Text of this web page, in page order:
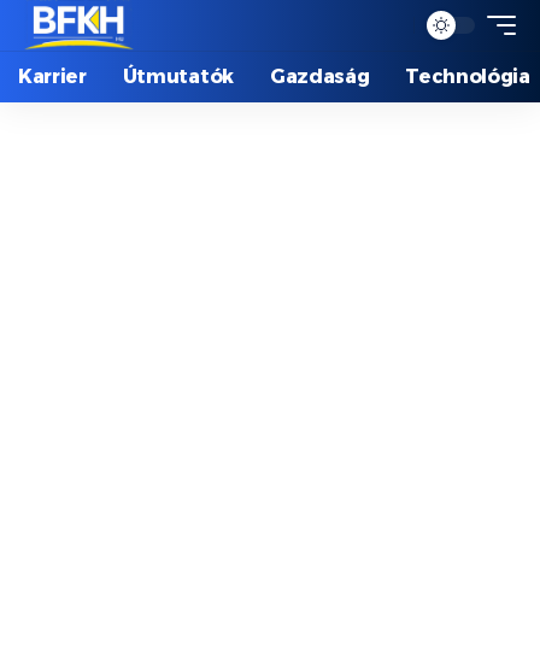
Karrier Útmutatók Gazdaság Technológia